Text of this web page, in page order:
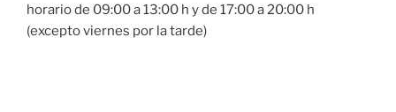
horario de 09:00 a 13:00 h y de 17:00 a 20:00 h
(excepto viernes por la tarde)